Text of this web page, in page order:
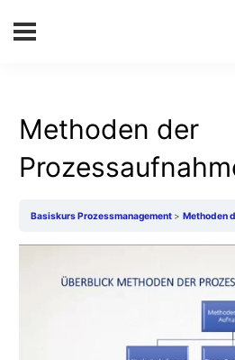
Methoden der
Basiskurs Prozessmanagement Methoden